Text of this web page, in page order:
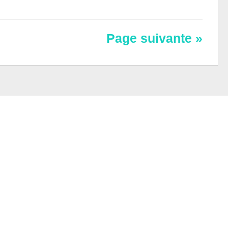
Page suivante »